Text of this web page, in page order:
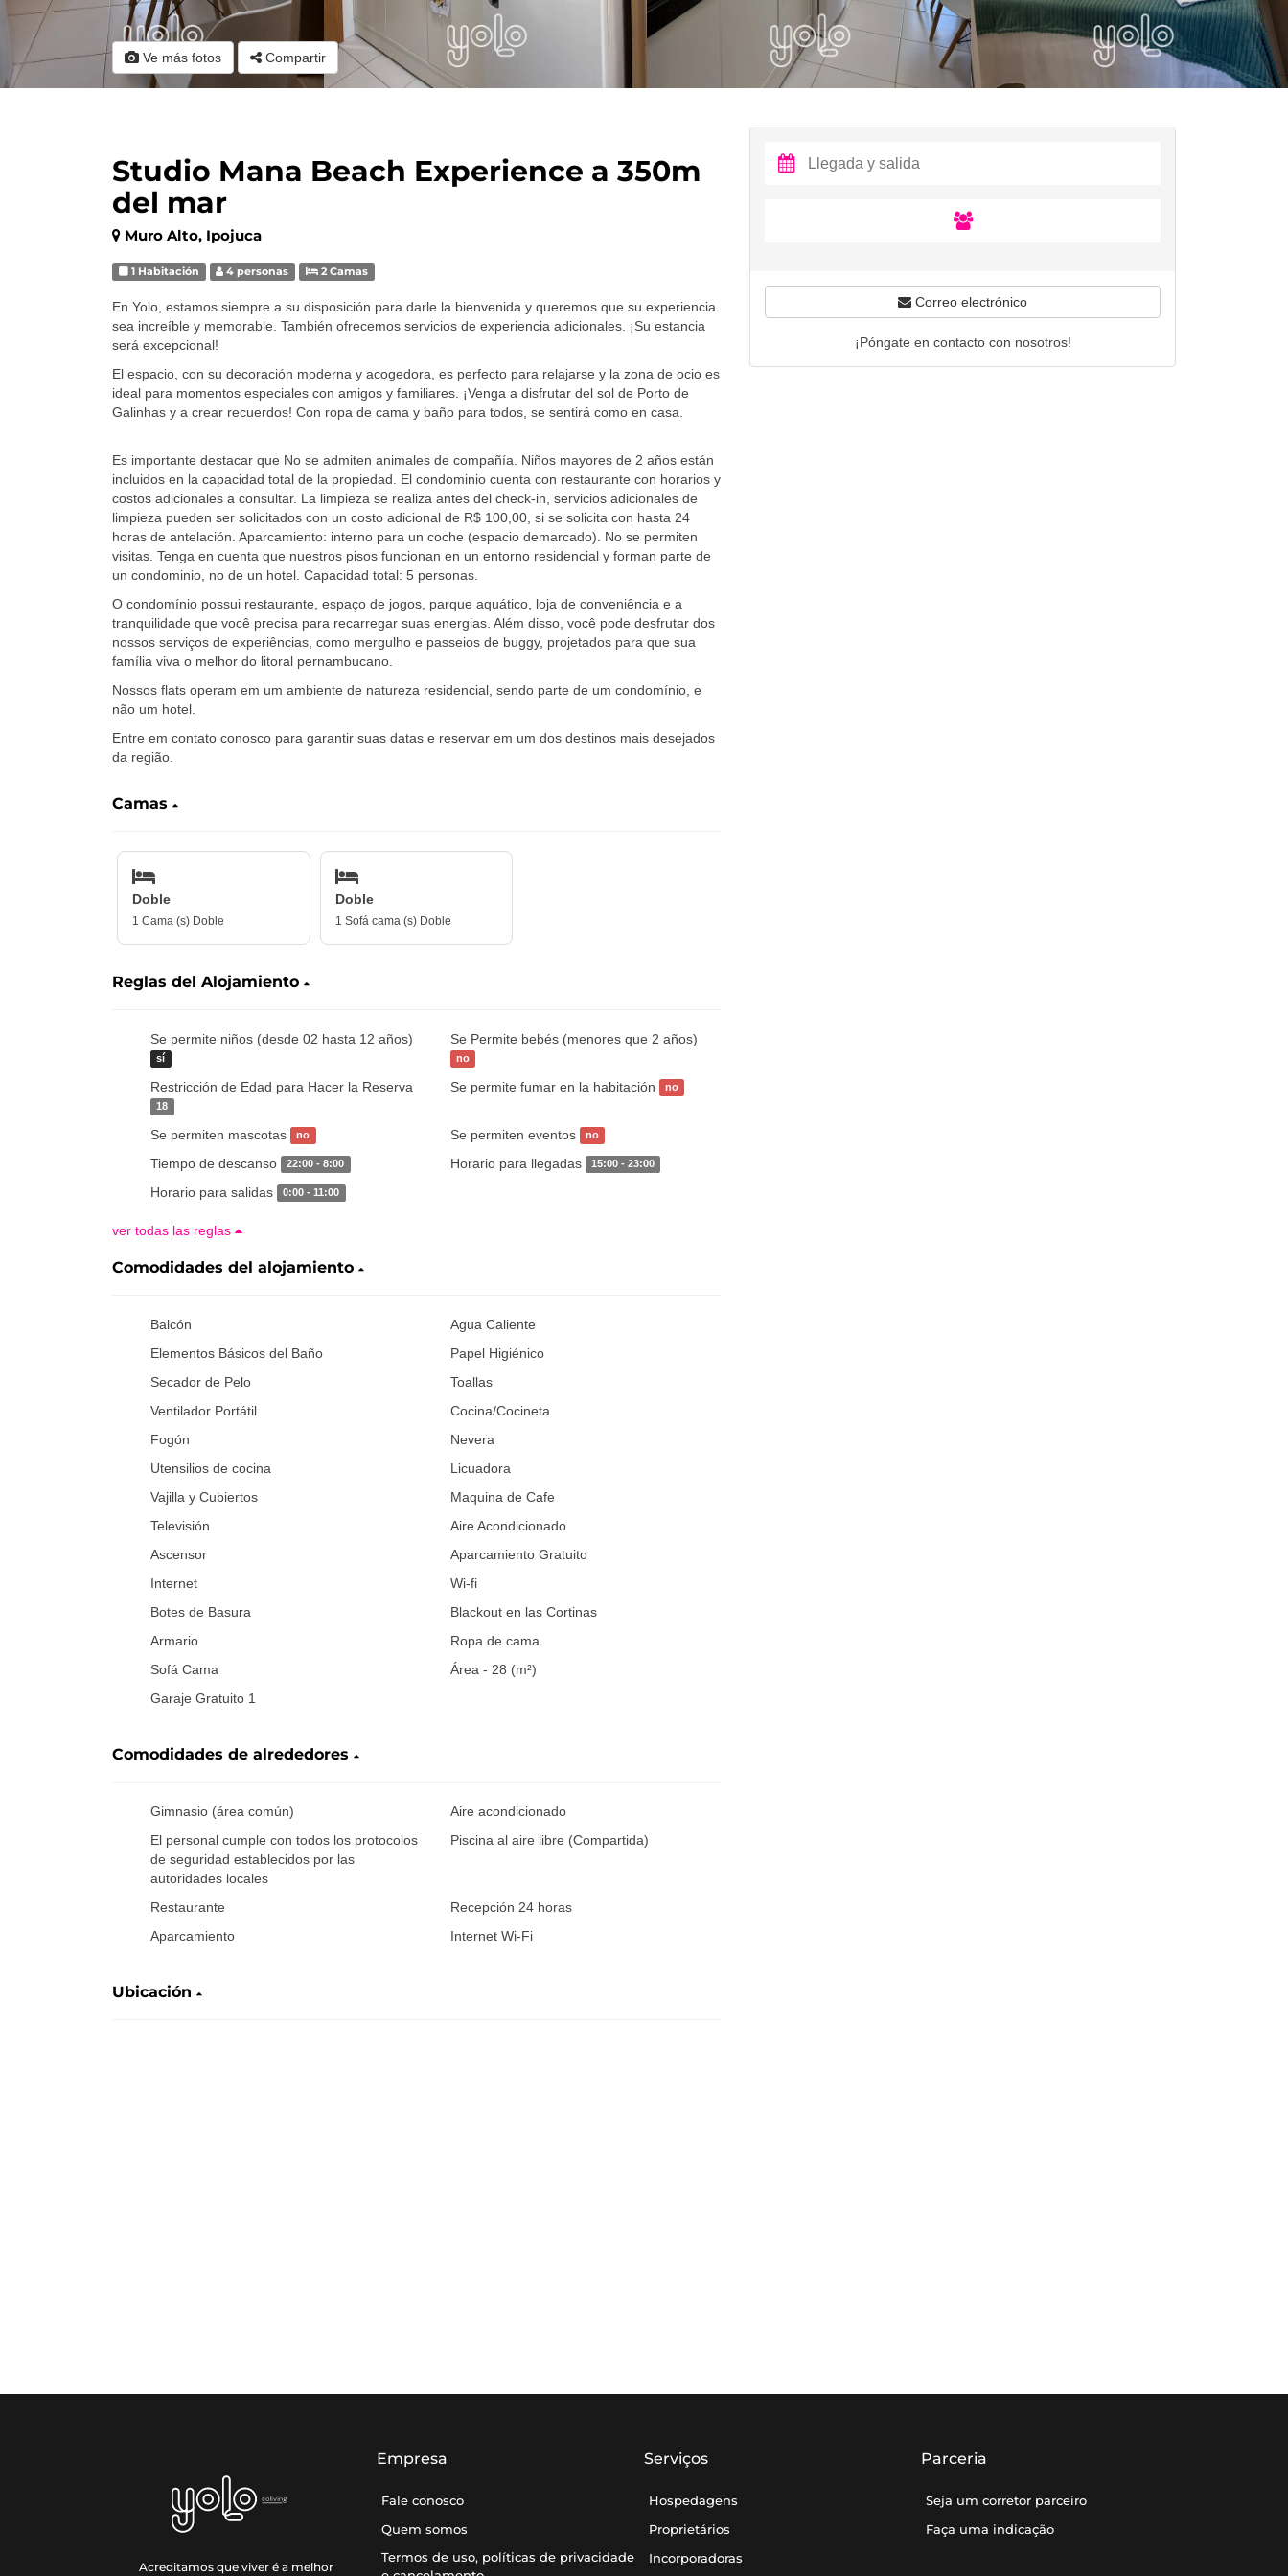
Ve más fotos Compartir
Studio Mana Beach Experience a 350m
del mar
Muro Alto, Ipojuca
1 Habitación 4 personas 2 Camas
En Yolo, estamos siempre a su disposición para darle la bienvenida y queremos que su experiencia
sea increíble y memorable. También ofrecemos servicios de experiencia adicionales. ¡Su estancia
será excepcional!
El espacio, con su decoración moderna y acogedora, es perfecto para relajarse y la zona de ocio es
ideal para momentos especiales con amigos y familiares. ¡Venga a disfrutar del sol de Porto de
Galinhas y a crear recuerdos! Con ropa de cama y baño para todos, se sentirá como en casa.
Es importante destacar que No se admiten animales de compañía. Niños mayores de 2 años están
incluidos en la capacidad total de la propiedad. El condominio cuenta con restaurante con horarios y
costos adicionales a consultar. La limpieza se realiza antes del check-in, servicios adicionales de
limpieza pueden ser solicitados con un costo adicional de R$ 100,00, si se solicita con hasta 24
horas de antelación. Aparcamiento: interno para un coche (espacio demarcado). No se permiten
visitas. Tenga en cuenta que nuestros pisos funcionan en un entorno residencial y forman parte de
un condominio, no de un hotel. Capacidad total: 5 personas.
O condomínio possui restaurante, espaço de jogos, parque aquático, loja de conveniência e a
tranquilidade que você precisa para recarregar suas energias. Além disso, você pode desfrutar dos
nossos serviços de experiências, como mergulho e passeios de buggy, projetados para que sua
família viva o melhor do litoral pernambucano.
Nossos flats operam em um ambiente de natureza residencial, sendo parte de um condomínio, e
não um hotel.
Entre em contato conosco para garantir suas datas e reservar em um dos destinos mais desejados
da região.
Camas
Doble
1 Cama (s) Doble
Doble
1 Sofá cama (s) Doble
Reglas del Alojamiento
Se permite niños (desde 02 hasta 12 años)
sí
Se Permite bebés (menores que 2 años)
no
Restricción de Edad para Hacer la Reserva
18
Se permite fumar en la habitación no
Se permiten mascotas no Se permiten eventos no
Tiempo de descanso 22:00 - 8:00 Horario para llegadas 15:00 - 23:00
Horario para salidas 0:00 - 11:00
ver todas las reglas
Comodidades del alojamiento
Balcón
Agua Caliente
Elementos Básicos del Baño
Papel Higiénico
Secador de Pelo
Toallas
Ventilador Portátil
Cocina/Cocineta
Fogón
Nevera
Utensilios de cocina
Licuadora
Vajilla y Cubiertos
Maquina de Cafe
Televisión
Aire Acondicionado
Ascensor
Aparcamiento Gratuito
Internet
Wi-fi
Botes de Basura
Blackout en las Cortinas
Armario
Ropa de cama
Sofá Cama
Área - 28 (m²)
Garaje Gratuito 1
Comodidades de alrededores
Gimnasio (área común)
Aire acondicionado
El personal cumple con todos los protocolos
de seguridad establecidos por las
autoridades locales
Piscina al aire libre (Compartida)
Restaurante
Recepción 24 horas
Aparcamiento
Internet Wi-Fi
Ubicación
Correo electrónico
¡Póngate en contacto con nosotros!
Acreditamos que viver é a melhor
Empresa
Fale conosco
Quem somos
Termos de uso, políticas de privacidade
Serviços
Hospedagens
Proprietários
Incorporadoras
Parceria
Seja um corretor parceiro
Faça uma indicação